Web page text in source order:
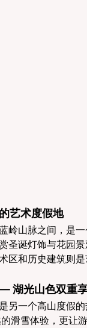
艺术度假地
岭山脉之间，是
圣诞灯饰与花园
区和历史建筑则是
湖光山色双重
另一个高山度假
滑雪体验，更让